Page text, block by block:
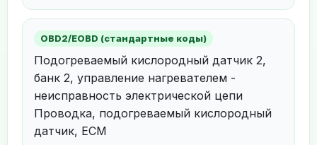
OBD2/EOBD (стандартные коды)
Подогреваемый кислородный датчик 2,
банк 2, управление нагревателем -
неисправность электрической цепи
Проводка, подогреваемый кислородный
датчик, ECM